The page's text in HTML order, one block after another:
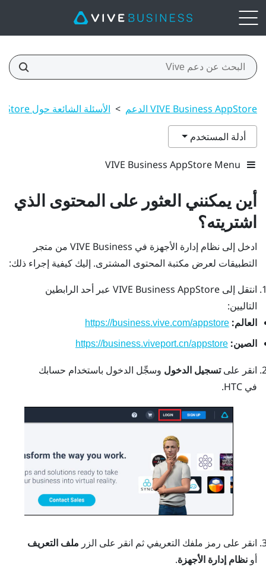
VIVE Business AppStore الدعم > الأسئلة الشائعة حول VIVE Business AppStore
أدلة المستخدم
VIVE Business AppStore Menu
أين يمكنني العثور على المحتوى الذي
اشتريته؟
ادخل إلى نظام إدارة الأجهزة في VIVE Business
من متجر
التطبيقات لعرض مكتبة المحتوى المشترى. إليك كيفية إجراء ذلك:
انتقل إلى VIVE Business AppStore عبر أحد الرابطين
التاليين:
العالم: https://business.vive.com/appstore
الصين: https://business.viveport.cn/appstore
انقر علىتسجيل الدخول وسجِّل الدخول باستخدام حسابك
في HTC.
انقر على رمز ملفك التعريفي ثم انقر على الزر ملف التعريف
أو نظام إدارة الأجهزة.